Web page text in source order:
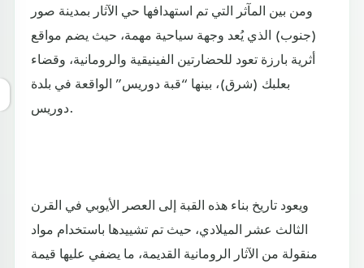
ومن بين المآثر التي تم استهدافها حي الآثار بمدينة صور
(جنوب) الذي يُعد وجهة سياحية مهمة، حيث يضم مواقع
أثرية بارزة تعود للحضارتين الفينيقية والرومانية، وقضاء
بعلبك (شرق)، بينها “قبة دوريس” الواقعة في بلدة
دوريس.
ويعود تاريخ بناء هذه القبة إلى العصر الأيوبي في القرن
الثالث عشر الميلادي، حيث تم تشييدها باستخدام مواد
منقولة من الآثار الرومانية القديمة، ما يضفي عليها قيمة